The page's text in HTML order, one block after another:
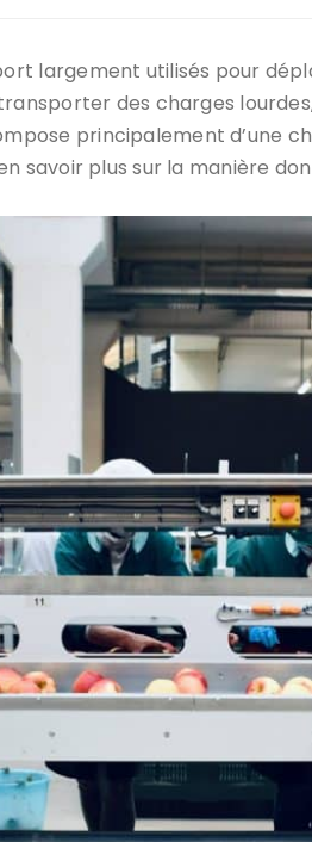
largement utilisés pour
des charges
principalement d’une
savoir plus sur la manière